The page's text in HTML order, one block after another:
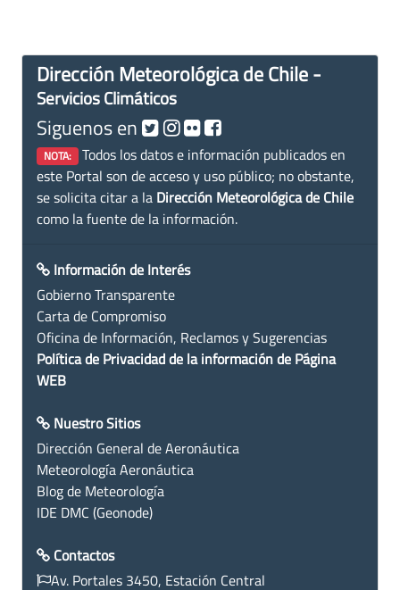
Dirección Meteorológica de Chile -
Servicios Climáticos
Siguenos en
NOTA: Todos los datos e información publicados en
este Portal son de acceso y uso público; no obstante,
se solicita citar a la Dirección Meteorológica de Chile
como la fuente de la información.
Información de Interés
Gobierno Transparente
Carta de Compromiso
Oficina de Información, Reclamos y Sugerencias
Política de Privacidad de la información de Página
WEB
Nuestro Sitios
Dirección General de Aeronáutica
Meteorología Aeronáutica
Blog de Meteorología
IDE DMC (Geonode)
Contactos
Av. Portales 3450, Estación Central